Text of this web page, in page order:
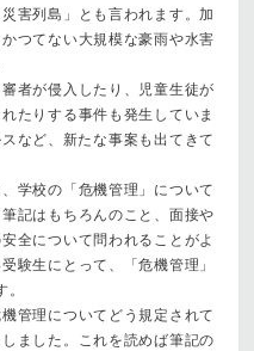
害列島」とも言われます。加
つてない大規模な豪雨や水害
者が侵入したり、児童生徒が
たりする事件も発生していま
など、新たな事案も出てきて
学校の「危機管理」について
記はもちろんのこと、面接や
全について問われることがよ
験生にとって、「危機管理」
管理についてどう規定されて
ました。これを読めば筆記の